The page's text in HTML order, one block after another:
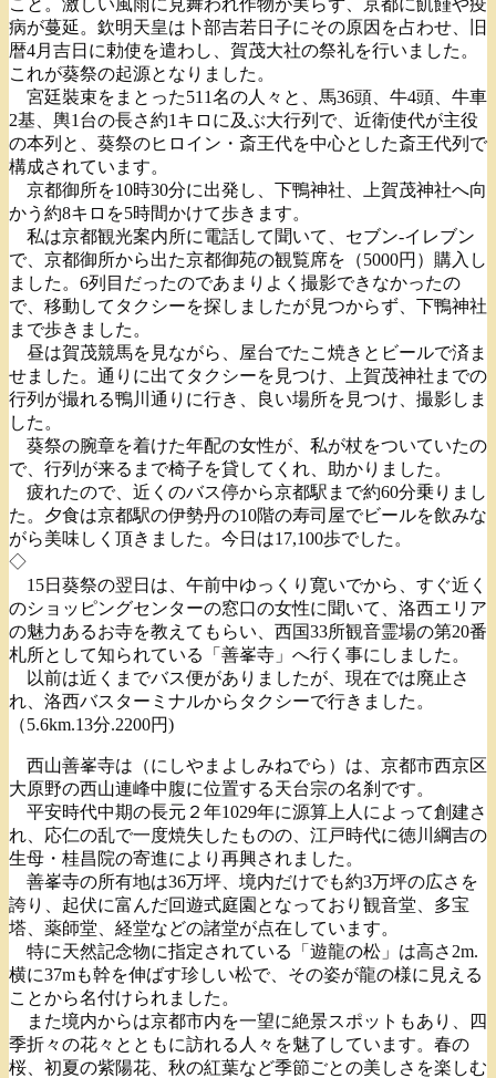
病が蔓延。欽明天皇は卜部吉若日子にその原因を占わせ、旧
暦4月吉日に勅使を遣わし、賀茂大社の祭礼を行いました。
これが葵祭の起源となりました。
宮廷裝束をまとった511名の人々と、馬36頭、牛4頭、牛車
2基、輿1台の長さ約1キロに及ぶ大行列で、近衛使代が主役
の本列と、葵祭のヒロイン・斎王代を中心とした斎王代列で
構成されています。
京都御所を10時30分に出発し、下鴨神社、上賀茂神社へ向
かう約8キロを5時間かけて歩きます。
私は京都観光案内所に電話して聞いて、セブン-イレブン
で、京都御所から出た京都御苑の観覧席を（5000円）購入し
ました。6列目だったのであまりよく撮影できなかったの
で、移動してタクシーを探しましたが見つからず、下鴨神社
まで歩きました。
昼は賀茂競馬を見ながら、屋台でたこ焼きとビールで済ま
せました。通りに出てタクシーを見つけ、上賀茂神社までの
行列が撮れる鴨川通りに行き、良い場所を見つけ、撮影しま
した。
葵祭の腕章を着けた年配の女性が、私が杖をついていたの
で、行列が来るまで椅子を貸してくれ、助かりました。
疲れたので、近くのバス停から京都駅まで約60分乗りまし
た。夕食は京都駅の伊勢丹の10階の寿司屋でビールを飲みな
がら美味しく頂きました。今日は17,100歩でした。
◇
15日葵祭の翌日は、午前中ゆっくり寛いでから、すぐ近く
のショッピングセンターの窓口の女性に聞いて、洛西エリア
の魅力あるお寺を教えてもらい、西国33所観音霊場の第20番
札所として知られている「善峯寺」へ行く事にしました。
以前は近くまでバス便がありましたが、現在では廃止さ
れ、洛西バスターミナルからタクシーで行きました。
（5.6km.13分.2200円)
西山善峯寺は（にしやまよしみねでら）は、京都市西京区
大原野の西山連峰中腹に位置する天台宗の名刹です。
平安時代中期の長元２年1029年に源算上人によって創建さ
れ、応仁の乱で一度焼失したものの、江戸時代に徳川綱吉の
生母・桂昌院の寄進により再興されました。
善峯寺の所有地は36万坪、境内だけでも約3万坪の広さを
誇り、起伏に富んだ回遊式庭園となっており観音堂、多宝
塔、薬師堂、経堂などの諸堂が点在しています。
特に天然記念物に指定されている「遊龍の松」は高さ2m.
横に37mも幹を伸ばす珍しい松で、その姿が龍の様に見える
ことから名付けられました。
また境内からは京都市内を一望に絶景スポットもあり、四
季折々の花々とともに訪れる人々を魅了しています。春の
桜、初夏の紫陽花、秋の紅葉など季節ごとの美しさを楽しむ